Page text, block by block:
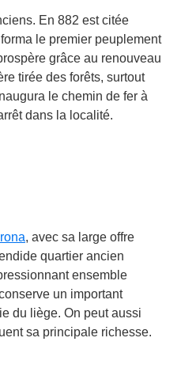
En 882 est citée
le premier peuplement
grâce au renouveau
tirée des forêts, surtout
le chemin de fer à
dans la localité.
, avec sa large offre
quartier ancien
ensemble
un important
du liège. On peut aussi
sa principale richesse.